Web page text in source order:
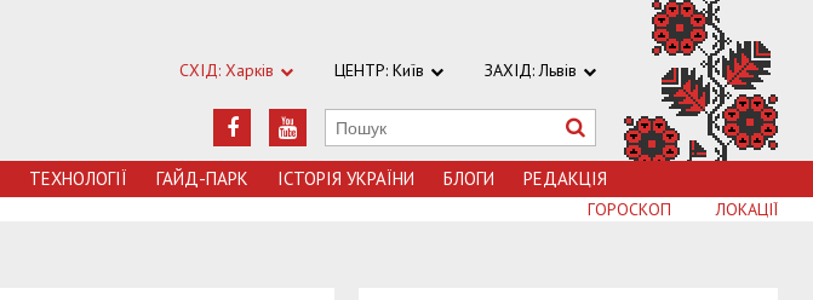
СХІД: Харків ЦЕНТР: Київ ЗАХІД: Львів
ТЕХНОЛОГIЇ ГАЙД-ПАРК ІСТОРІЯ УКРАЇНИ БЛОГИ РЕДАКЦІЯ
ЛОКАЦІЇ
ГОРОСКОП